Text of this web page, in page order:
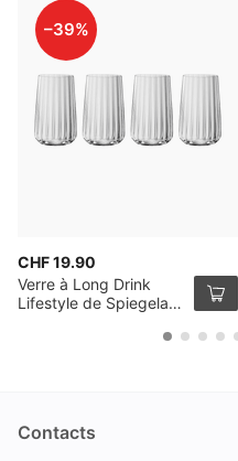
–39%
CHF 19.90
Verre à Long Drink
Lifestyle de Spiegelau,
Contacts